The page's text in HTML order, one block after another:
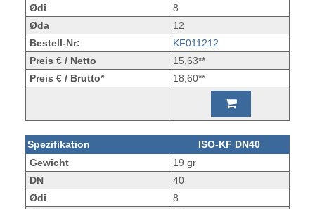
Ødi
8
Øda
12
Bestell-Nr:
KF011212
Preis € / Netto
15,63**
Preis € / Brutto*
18,60**
Spezifikation
ISO-KF DN40
Gewicht
19 gr
DN
40
Ødi
8